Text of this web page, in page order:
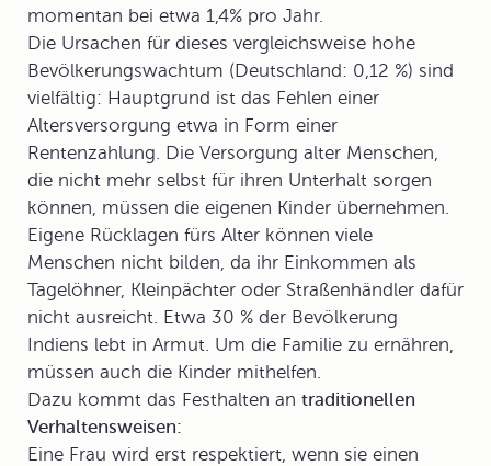
momentan bei etwa 1,4% pro Jahr.
Die Ursachen für dieses vergleichsweise hohe
Bevölkerungswachtum (Deutschland: 0,12 %) sind
vielfältig: Hauptgrund ist das Fehlen einer
Altersversorgung etwa in Form einer
Rentenzahlung. Die Versorgung alter Menschen,
die nicht mehr selbst für ihren Unterhalt sorgen
können, müssen die eigenen Kinder übernehmen.
Eigene Rücklagen fürs Alter können viele
Menschen nicht bilden, da ihr Einkommen als
Tagelöhner, Kleinpächter oder Straßenhändler dafür
nicht ausreicht. Etwa 30 % der Bevölkerung
Indiens lebt in Armut. Um die Familie zu ernähren,
müssen auch die Kinder mithelfen.
Dazu kommt das Festhalten an traditionellen
Verhaltensweisen:
Eine Frau wird erst respektiert, wenn sie einen